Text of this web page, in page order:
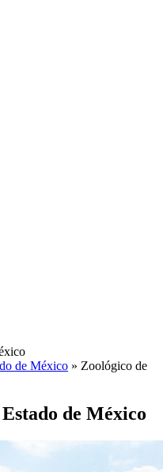
de México » Zoológico de
de México